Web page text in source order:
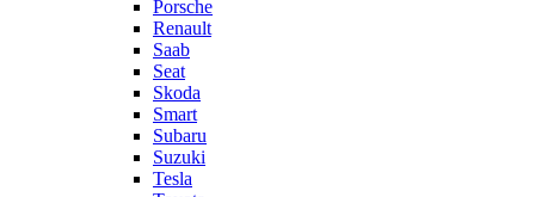
Porsche
Renault
Saab
Seat
Skoda
Smart
Subaru
Suzuki
Tesla